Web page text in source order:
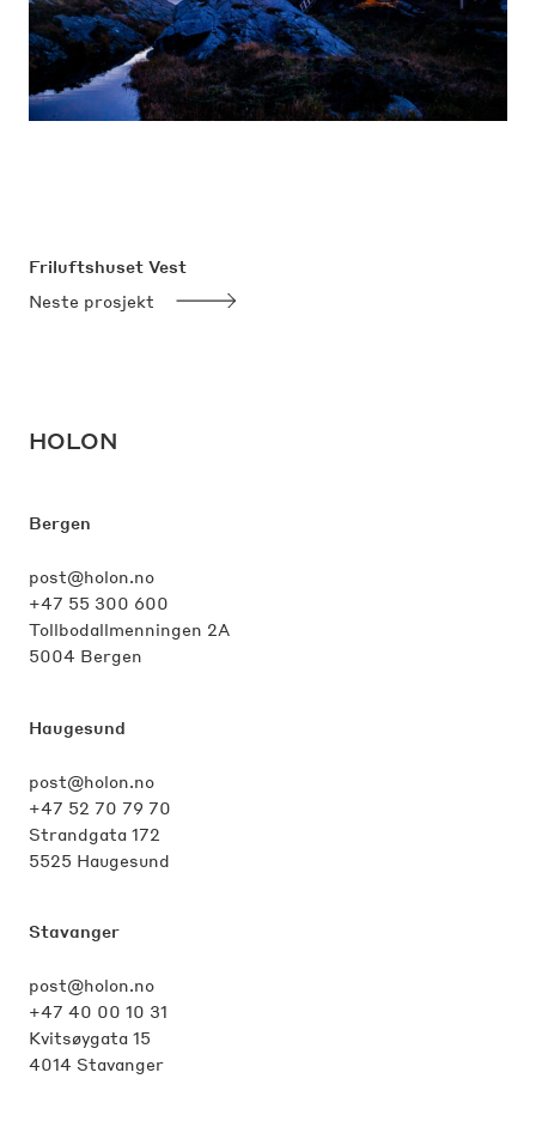
Friluftshuset Vest
Neste prosjekt
HOLON
Bergen
post@holon.no
+47 55 300 600
Tollbodallmenningen 2A
5004 Bergen
Haugesund
post@holon.no
+47 52 70 79 70
Strandgata 172
5525 Haugesund
Stavanger
post@holon.no
+47 40 00 10 31
Kvitsøygata 15
4014 Stavanger